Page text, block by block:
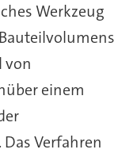
Werkzeug
von
einem
Verfahren